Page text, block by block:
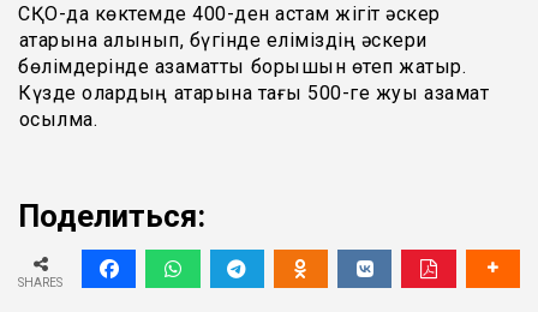
СҚО-да көктемде 400-ден астам жігіт әскер
қатарына алынып, бүгінде еліміздің әскери
бөлімдерінде азаматтық борышын өтеп жатыр.
Күзде олардың қатарына тағы 500-ге жуық азамат
қосылмақ.
Поделиться:
SHARES